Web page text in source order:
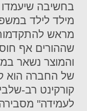
בחשיבה שיעמדו
מילד לילד
מראש
שההורים אף
והמוצר נשאר
קורקינט רב-
לעמידה"